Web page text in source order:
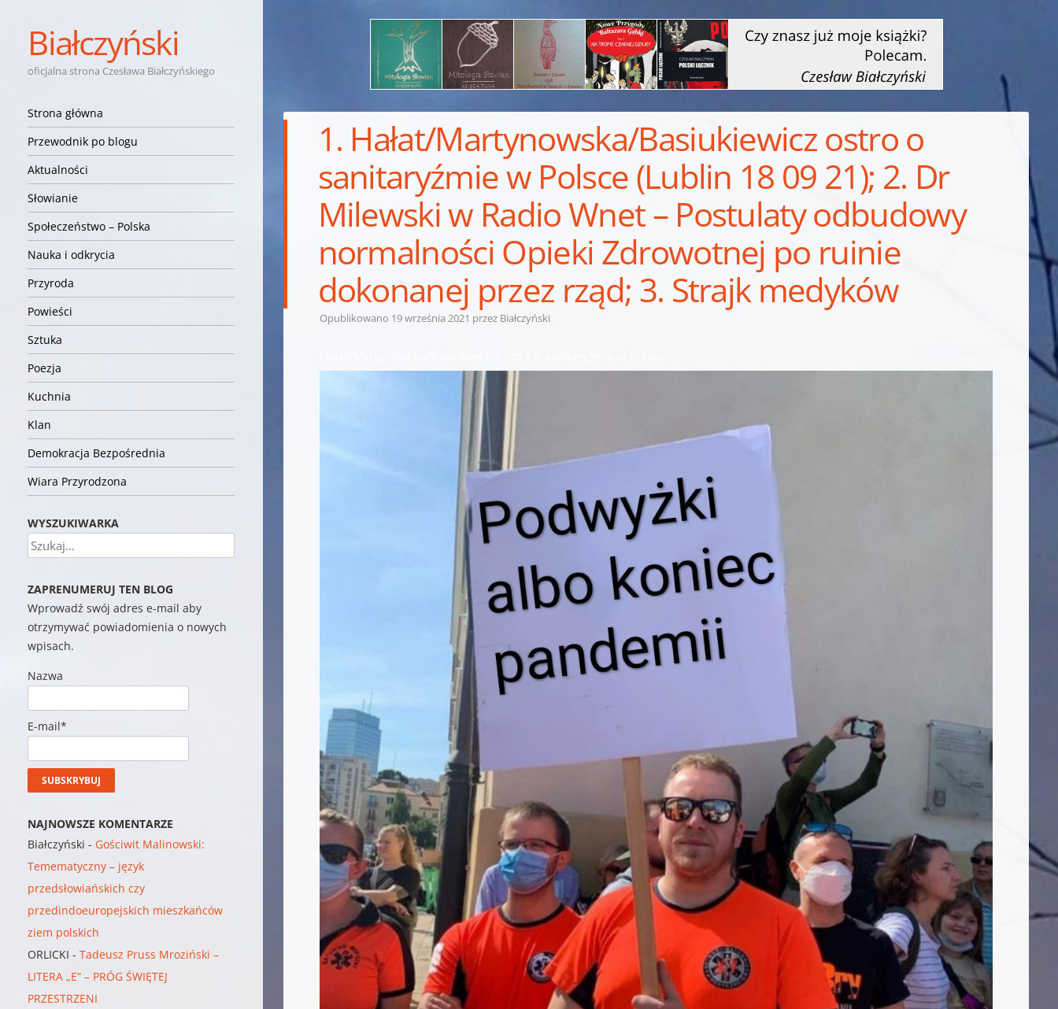
Białczyński
oficjalna strona Czesława Białczyńskiego
Nawigacja
Przejdź do treści
Strona główna
Przewodnik po blogu
Aktualności
Słowianie
Społeczeństwo – Polska
Nauka i odkrycia
Przyroda
Powieści
Sztuka
Poezja
Kuchnia
Klan
Demokracja Bezpośrednia
Wiara Przyrodzona
1. Hałat/Martynowska/Basiukiewicz ostro o
sanitaryźmie w Polsce (Lublin 18 09 21); 2. Dr
Milewski w Radio Wnet – Postulaty odbudowy
normalności Opieki Zdrowotnej po ruinie
dokonanej przez rząd; 3. Strajk medyków
Opublikowano 19 września 2021 przez Białczyński
WYSZUKIWARKA
Szukaj
ZAPRENUMERUJ TEN BLOG
Wprowadź swój adres e-mail aby
otrzymywać powiadomienia o nowych
wpisach.
Nazwa
E-mail*
NAJNOWSZE KOMENTARZE
Białczyński - Gościwit Malinowski:
Temematyczny – język
przedsłowiańskich czy
przedindoeuropejskich mieszkańców
ziem polskich
ORLICKI -Tadeusz Pruss Mroziński –
LITERA „E” – PRÓG ŚWIĘTEJ
PRZESTRZENI